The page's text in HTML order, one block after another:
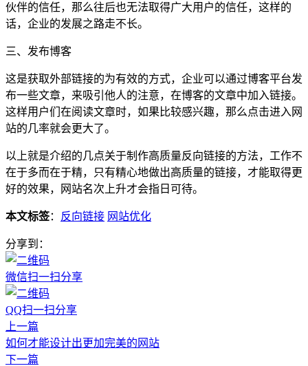
伙伴的信任，那么往后也无法取得广大用户的信任，这样的
话，企业的发展之路走不长。
三、发布博客
这是获取外部链接的为有效的方式，企业可以通过博客平台发
布一些文章，来吸引他人的注意，在博客的文章中加入链接。
这样用户们在阅读文章时，如果比较感兴趣，那么点击进入网
站的几率就会更大了。
以上就是介绍的几点关于制作高质量反向链接的方法，工作不
在于多而在于精，只有精心地做出高质量的链接，才能取得更
好的效果，网站名次上升才会指日可待。
本文标签： 反向链接 网站优化
分享到：
微信扫一扫分享
QQ扫一扫分享
上一篇
如何才能设计出更加完美的网站
下一篇